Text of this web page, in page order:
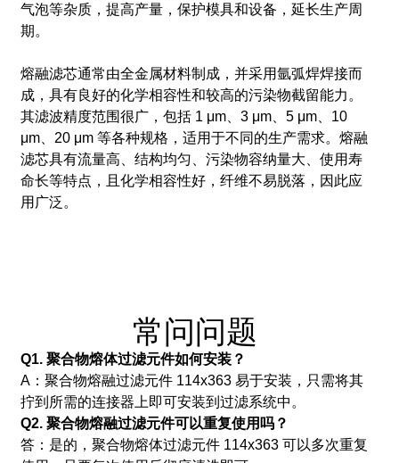
气泡等杂质，提高产量，保护模具和设备，延长生产周
期。
熔融滤芯通常由全金属材料制成，并采用氩弧焊焊接而
成，具有良好的化学相容性和较高的污染物截留能力。
其滤波精度范围很广，包括 1 μm、3 μm、5 μm、10
μm、20 μm 等各种规格，适用于不同的生产需求。 熔融
滤芯具有流量高、结构均匀、污染物容纳量大、使用寿
命长等特点，且化学相容性好，纤维不易脱落，因此应
用广泛。
常问问题
Q1. 聚合物熔体过滤元件如何安装？
A：聚合物熔融过滤元件 114x363 易于安装，只需将其
拧到所需的连接器上即可安装到过滤系统中。
Q2. 聚合物熔融过滤元件可以重复使用吗？
答：是的，聚合物熔体过滤元件 114x363 可以多次重复